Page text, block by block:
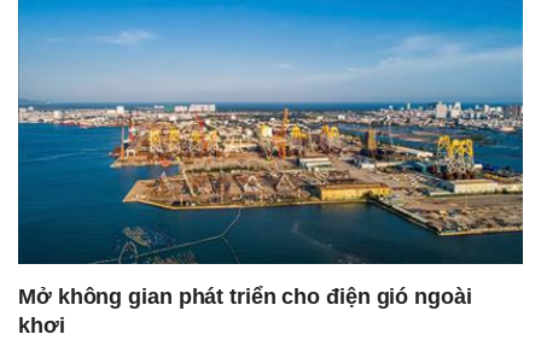
Mở không gian phát triển cho điện gió ngoài
khơi